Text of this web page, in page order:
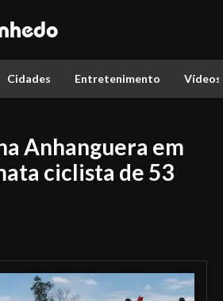
Cidades Entretenimento Vídeos
Anhanguera em
ciclista de 53